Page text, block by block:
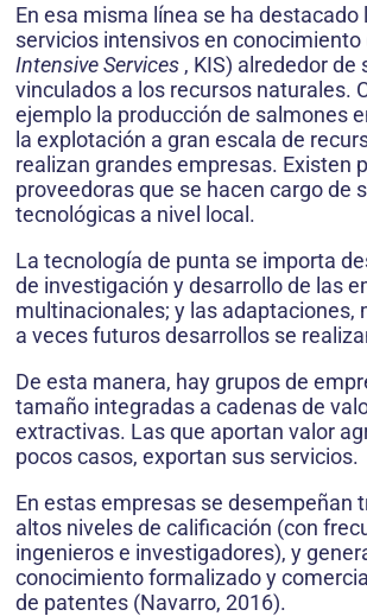
En esa misma línea se ha destacado
servicios intensivos en conocimiento
Intensive Services , KIS) alrededor de
vinculados a los recursos naturales.
ejemplo la producción de salmones
la explotación a gran escala de
realizan grandes empresas. Existen
proveedoras que se hacen cargo de
tecnológicas a nivel local.
La tecnología de punta se importa
de investigación y desarrollo de las
multinacionales; y las adaptaciones,
a veces futuros desarrollos se
De esta manera, hay grupos de
tamaño integradas a cadenas de
extractivas. Las que aportan valor
pocos casos, exportan sus servicios.
En estas empresas se desempeñan
altos niveles de calificación (con
ingenieros e investigadores), y
conocimiento formalizado y
de patentes (Navarro, 2016).